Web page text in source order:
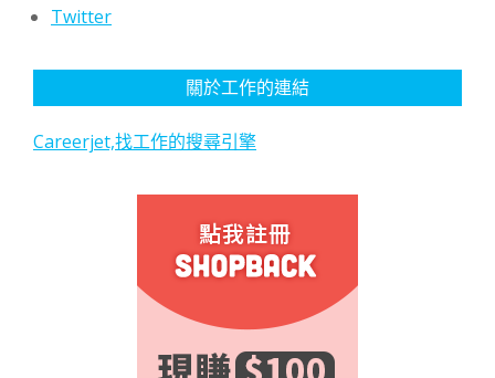
Twitter
關於工作的連結
Careerjet,找工作的搜尋引擎